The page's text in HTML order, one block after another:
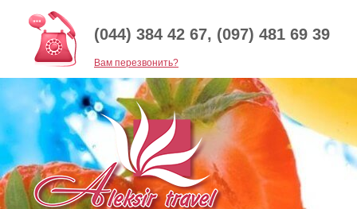
(044) 384 42 67, (097) 481 69 39
Baм перезвонить?